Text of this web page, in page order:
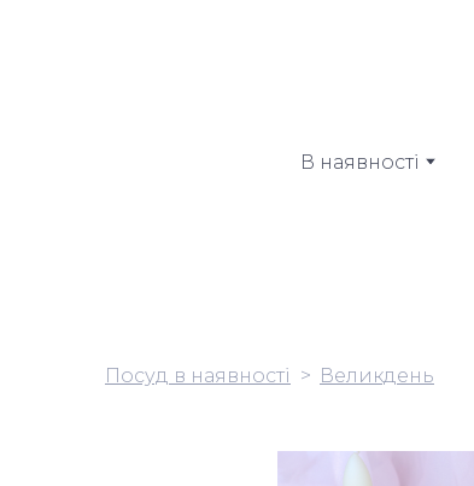
В наявності
Посуд в наявності Великдень